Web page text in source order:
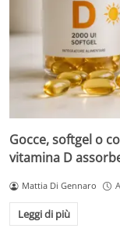
Gocce, softgel o
vitamina D
Mattia Di Gennaro
Leggi di più